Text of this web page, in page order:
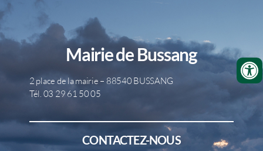
Mairie de Bussang
2 place de la mairie – 88540 BUSSANG
Tél. 03 29 61 50 05
CONTACTEZ-NOUS